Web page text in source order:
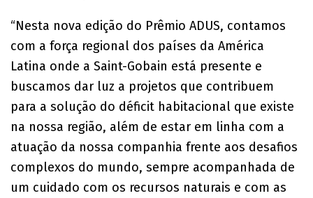
“Nesta nova edição do Prêmio ADUS, contamos
com a força regional dos países da América
Latina onde a Saint-Gobain está presente e
buscamos dar luz a projetos que contribuem
para a solução do déficit habitacional que existe
na nossa região, além de estar em linha com a
atuação da nossa companhia frente aos desafios
complexos do mundo, sempre acompanhada de
um cuidado com os recursos naturais e com as